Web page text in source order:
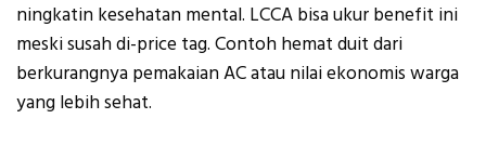
ningkatin kesehatan mental. LCCA bisa ukur benefit ini
meski susah di-price tag. Contoh hemat duit dari
berkurangnya pemakaian AC atau nilai ekonomis warga
yang lebih sehat.